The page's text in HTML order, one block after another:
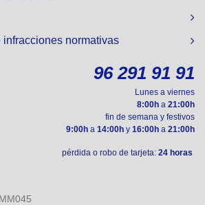
normativas
96 291 91 91
Lunes a viernes
8:00h a 21:00h
fin de semana y festivos
9:00h a 14:00h y 16:00h a 21:00h
pérdida o robo de tarjeta: 24 horas